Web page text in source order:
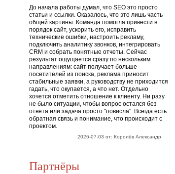
До начала работы думал, что SEO это просто
статьи и ссылки. Оказалось, что это лишь часть
общей картины. Команда помогла привести в
порядок сайт, ускорить его, исправить
технические ошибки, настроить рекламу,
подключить аналитику звонков, интегрировать
CRM и собрать понятные отчеты. Сейчас
результат ощущается сразу по нескольким
направлениям: сайт получает больше
посетителей из поиска, реклама приносит
стабильные заявки, а руководству не приходится
гадать, что окупается, а что нет. Отдельно
хочется отметить отношение к клиенту. Ни разу
не было ситуации, чтобы вопрос остался без
ответа или задача просто "повисла". Всегда есть
обратная связь и понимание, что происходит с
проектом.
2026-07-03 от: Королёв Александр
Партнёры